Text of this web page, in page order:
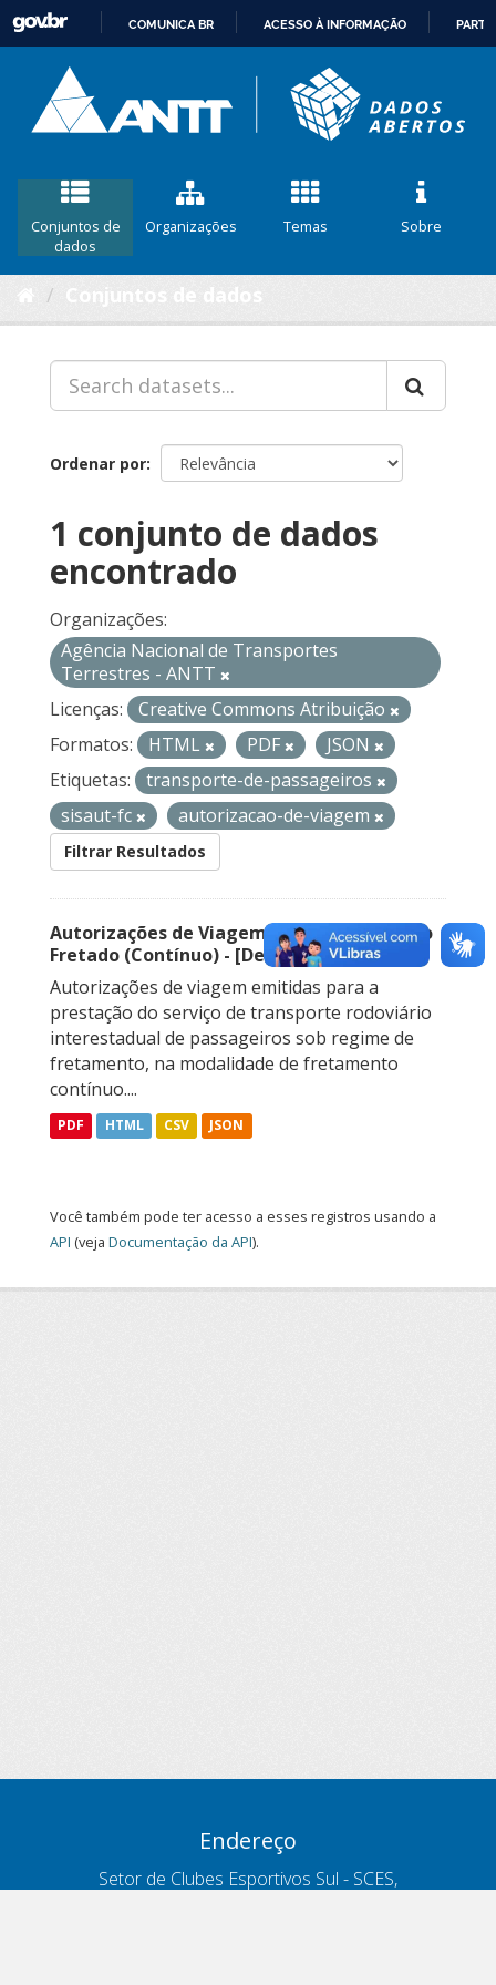
CONTEÚDO
COMUNICA BR ACESSO À INFORMAÇÃO
Conjuntos de
dados
Organizações Temas Sobre
Ordenar por
1 conjunto de dados
encontrado
Organizações:
Agência Nacional de Transportes
Terrestres - ANTT
Licenças:
Creative Commons Atribuição
Formatos:
HTML PDF
JSON
Etiquetas:
transporte-de-passageiros
sisaut-fc
autorizacao-de-viagem
Filtrar Resultados
Autorizações de Viagem Nacional – Serviço
Fretado (Contínuo) - [Descontinuado]
Autorizações de viagem emitidas para a
prestação do serviço de transporte rodoviário
interestadual de passageiros sob regime de
fretamento, na modalidade de fretamento
contínuo....
PDF HTML CSV JSON
Você também pode ter acesso a esses registros usando a
API (veja Documentação da API).
Endereço
Setor de Clubes Esportivos Sul - SCES,